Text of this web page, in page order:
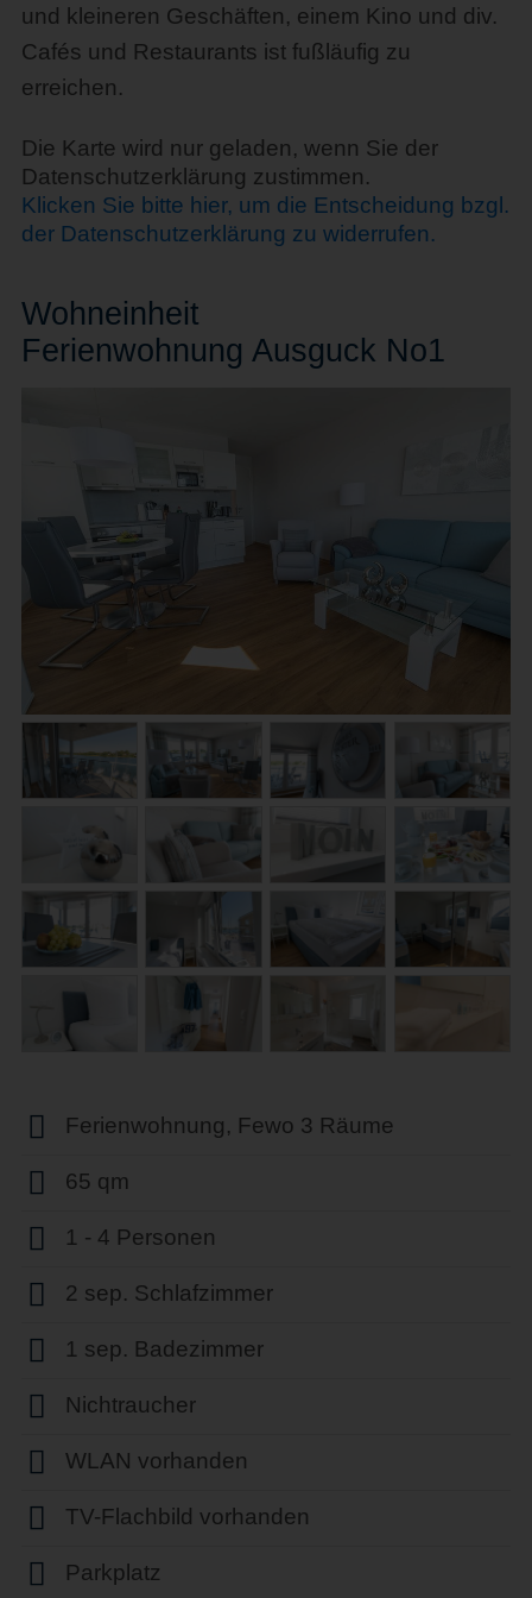
und kleineren Geschäften, einem Kino und div.
Cafés und Restaurants ist fußläufig zu
erreichen.
Die Karte wird nur geladen, wenn Sie der
Datenschutzerklärung zustimmen.
Klicken Sie bitte hier, um die Entscheidung bzgl.
der Datenschutzerklärung zu widerrufen.
Wohneinheit
Ferienwohnung Ausguck No1
Ferienwohnung, Fewo 3 Räume
65 qm
1 - 4 Personen
2 sep. Schlafzimmer
1 sep. Badezimmer
Nichtraucher
WLAN vorhanden
TV-Flachbild vorhanden
Parkplatz